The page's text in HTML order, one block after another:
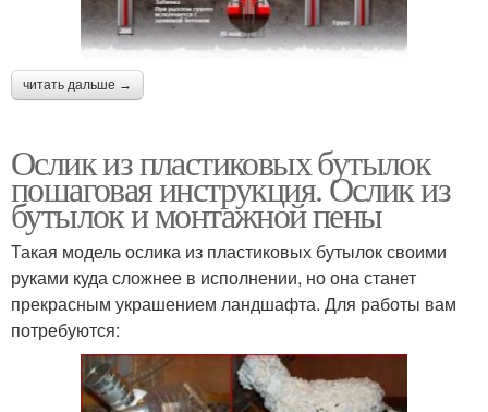
читать дальше →
Ослик из пластиковых бутылок
пошаговая инструкция. Ослик из
бутылок и монтажной пены
Такая модель ослика из пластиковых бутылок своими
руками куда сложнее в исполнении, но она станет
прекрасным украшением ландшафта. Для работы вам
потребуются: